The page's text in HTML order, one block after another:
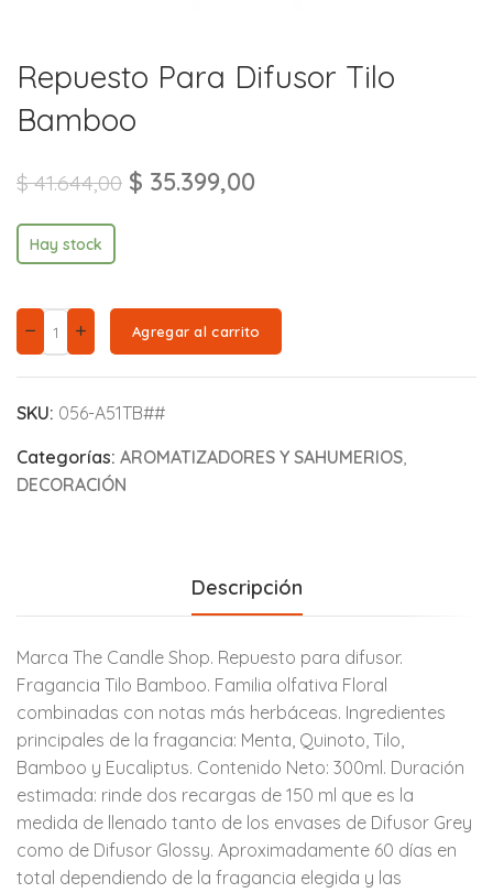
Repuesto Para Difusor Tilo
Bamboo
$41.644,00 $ 35.399,00
Hay stock
Agregar al carrito
SKU: 056-A51TB##
Categorías: AROMATIZADORES Y SAHUMERIOS,
DECORACIÓN
Descripción
Marca The Candle Shop. Repuesto para difusor.
Fragancia Tilo Bamboo. Familia olfativa Floral
combinadas con notas más herbáceas. Ingredientes
principales de la fragancia: Menta, Quinoto, Tilo,
Bamboo y Eucaliptus. Contenido Neto: 300ml. Duración
estimada: rinde dos recargas de 150 ml que es la
medida de llenado tanto de los envases de Difusor Grey
como de Difusor Glossy. Aproximadamente 60 días en
total dependiendo de la fragancia elegida y las